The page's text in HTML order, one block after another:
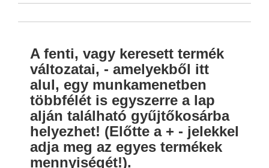
A fenti, vagy keresett termék
változatai, - amelyekből itt
alul, egy munkamenetben
többfélét is egyszerre a lap
alján található gyűjtőkosárba
helyezhet! (Előtte a + - jelekkel
adja meg az egyes termékek
mennyiségét!).